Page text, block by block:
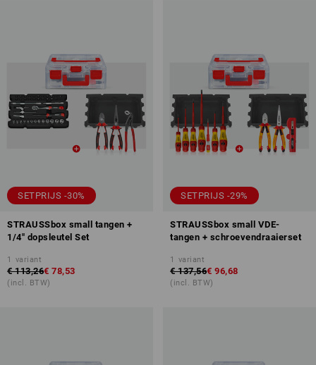
SETPRIJS -30%
STRAUSSbox small tangen +
1/4" dopsleutel Set
1 variant
€ 113,26€ 78,53
(incl. BTW)
SETPRIJS -29%
STRAUSSbox small VDE-
tangen + schroevendraaierset
1 variant
€ 137,56€ 96,68
(incl. BTW)